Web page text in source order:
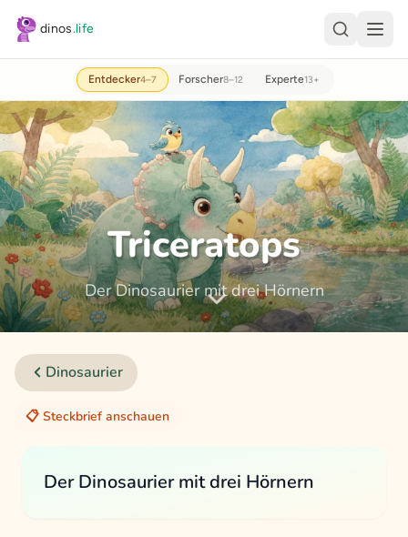
dinos.life
Entdecker4–7 Forscher8–12 Experte13+
Triceratops
Der Dinosaurier mit drei Hörnern
Dinosaurier
📋 Steckbrief anschauen
Der Dinosaurier mit drei Hörnern